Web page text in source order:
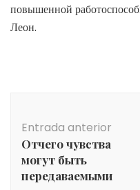
повышенной
Леон.
de
entradas
Entrada anterior
Отчего чувства
могут быть
передаваемыми